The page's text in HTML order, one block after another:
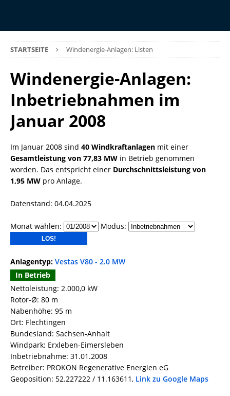
STARTSEITE Windenergie-Anlagen: Listen
Windenergie-Anlagen:
Inbetriebnahmen im
Januar 2008
Im Januar 2008 sind 40 Windkraftanlagen mit einer
Gesamtleistung von 77,83 MW in Betrieb genommen
worden. Das entspricht einer Durchschnittsleistung von
1,95 MW pro Anlage.
Datenstand: 04.04.2025
Monat wählen: Modus:
Anlagentyp: Vestas V80 - 2.0 MW
In Betrieb
Nettoleistung: 2.000,0 kW
Rotor-Ø: 80 m
Nabenhöhe: 95 m
Ort: Flechtingen
Bundesland: Sachsen-Anhalt
Windpark: Erxleben-Eimersleben
Inbetriebnahme: 31.01.2008
Betreiber: PROKON Regenerative Energien eG
Geoposition: 52.227222 / 11.163611, Link zu Google Maps